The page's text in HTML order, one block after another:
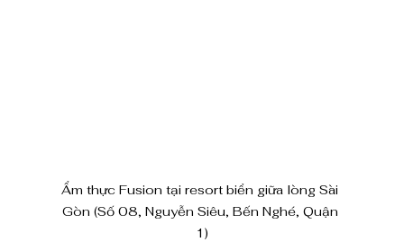
Ẩm thực Fusion tại resort biển giữa lòng Sài
Gòn (Số 08, Nguyễn Siêu, Bến Nghé, Quận
1)